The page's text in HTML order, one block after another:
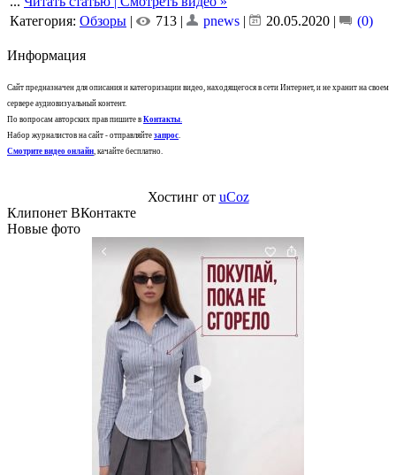
Категория: Обзоры | 713 | pnews | 20.05.2020 | (0)
Информация
Сайт предназначен для описания и категоризации видео, находящегося в сети Интернет, и не хранит на своем
сервере аудиовизуальный контент.
По вопросам авторских прав пишите в Контакты.
Набор журналистов на сайт - отправляйте запрос.
Смотрите видео онлайн, качайте бесплатно.
Хостинг от uCoz
Клипонет ВКонтакте
Новые фото